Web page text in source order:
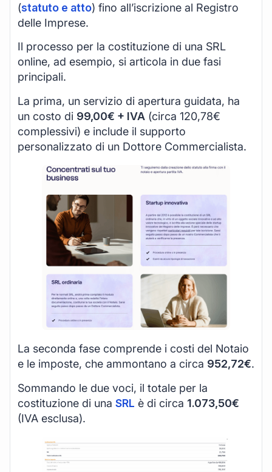
(statuto e atto) fino all’iscrizione al Registro
delle Imprese.
Il processo per la costituzione di una SRL
online, ad esempio, si articola in due fasi
principali.
La prima, un servizio di apertura guidata, ha
un costo di 99,00€ + IVA (circa 120,78€
complessivi) e include il supporto
personalizzato di un Dottore Commercialista.
La seconda fase comprende i costi del Notaio
e le imposte, che ammontano a circa 952,72€.
Sommando le due voci, il totale per la
costituzione di una SRL è di circa 1.073,50€
(IVA esclusa).